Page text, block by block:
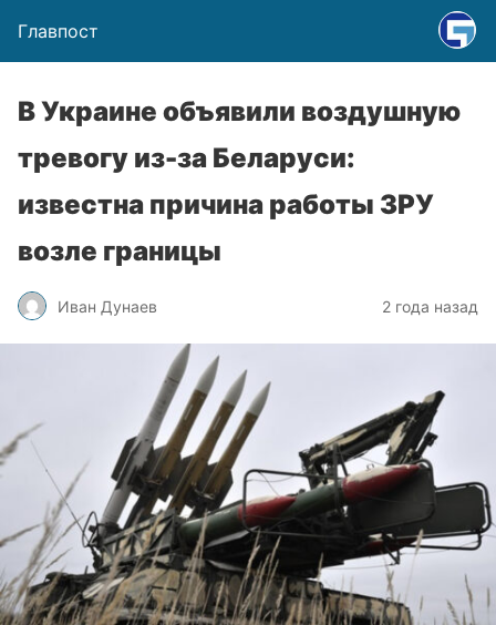
Главпост
В Украине объявили воздушную
тревогу из-за Беларуси:
известна причина работы ЗРУ
возле границы
Иван Дунаев 2 года назад